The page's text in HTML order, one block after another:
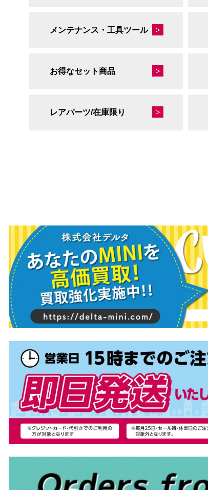
メンテナンス・工具ツール
お得なセット商品
レアパーツ/在庫限り